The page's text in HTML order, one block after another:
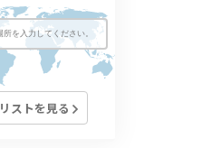
リストを見る